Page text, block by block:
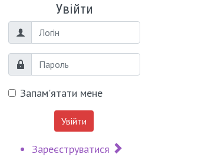
Увійти
Логін
Пароль
Запам'ятати мене
Увійти
Зареєструватися